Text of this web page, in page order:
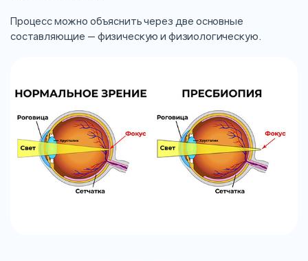
Процесс можно объяснить через две основные
составляющие — физическую и физиологическую.